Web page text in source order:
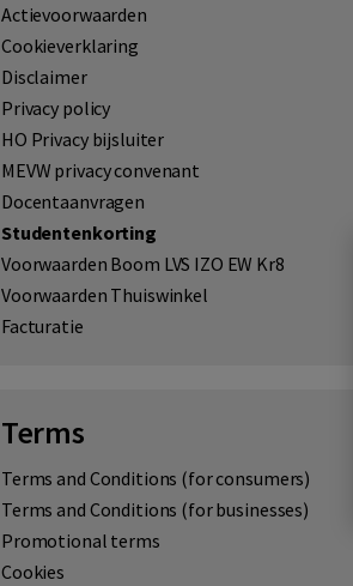
Actievoorwaarden
Cookieverklaring
Disclaimer
Privacy policy
HO Privacy bijsluiter
MEVW privacy convenant
Docentaanvragen
Studentenkorting
Voorwaarden Boom LVS IZO EW Kr8
Voorwaarden Thuiswinkel
Facturatie
Terms
Terms and Conditions (for consumers)
Terms and Conditions (for businesses)
Promotional terms
Cookies